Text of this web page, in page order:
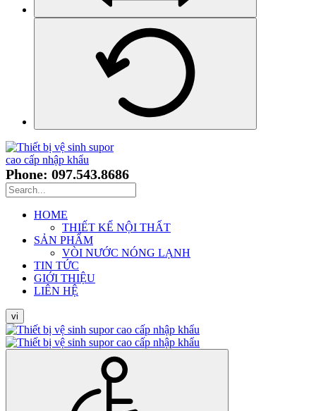
Phone: 097.543.8686
HOME
THIẾT KẾ NỘI THẤT
SẢN PHẨM
VÒI NƯỚC NÓNG LẠNH
TIN TỨC
GIỚI THIỆU
LIÊN HỆ
vi